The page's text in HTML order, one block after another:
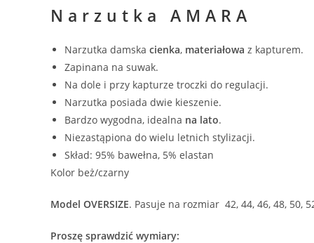
Narzutka AMARA
Narzutka damska cienka, materiałowa z kapturem.
Zapinana na suwak.
Na dole i przy kapturze troczki do regulacji.
Narzutka posiada dwie kieszenie.
Bardzo wygodna, idealna na lato.
Niezastąpiona do wielu letnich stylizacji.
Skład: 95% bawełna, 5% elastan
Kolor beż/czarny
Model OVERSIZE. Pasuje na rozmiar 42, 44, 46, 48, 50,
Proszę sprawdzić wymiary: